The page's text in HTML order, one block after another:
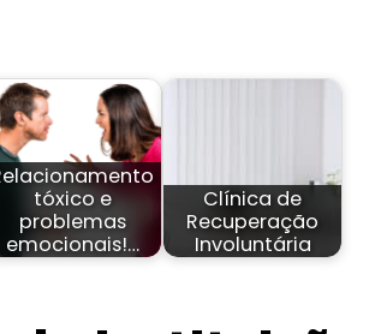
tóxico e
problemas
emocionais!…
Clínica de
Recuperação
Involuntária